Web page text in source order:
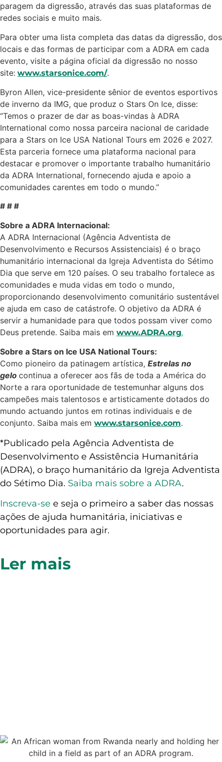
paragem da digressão, através das suas plataformas de
redes sociais e muito mais.
Para obter uma lista completa das datas da digressão, dos
locais e das formas de participar com a ADRA em cada
evento, visite a página oficial da digressão no nosso
site: www.starsonice.com/.
Byron Allen, vice-presidente sênior de eventos esportivos
de inverno da IMG, que produz o Stars On Ice, disse:
“Temos o prazer de dar as boas-vindas à ADRA
International como nossa parceira nacional de caridade
para a Stars on Ice USA National Tours em 2026 e 2027.
Esta parceria fornece uma plataforma nacional para
destacar e promover o importante trabalho humanitário
da ADRA International, fornecendo ajuda e apoio a
comunidades carentes em todo o mundo.”
# # #
Sobre a ADRA Internacional:
A ADRA Internacional (Agência Adventista de
Desenvolvimento e Recursos Assistenciais) é o braço
humanitário internacional da Igreja Adventista do Sétimo
Dia que serve em 120 países. O seu trabalho fortalece as
comunidades e muda vidas em todo o mundo,
proporcionando desenvolvimento comunitário sustentável
e ajuda em caso de catástrofe. O objetivo da ADRA é
servir a humanidade para que todos possam viver como
Deus pretende. Saiba mais em www.ADRA.org.
Sobre a Stars on Ice USA National Tours:
Como pioneiro da patinagem artística, Estrelas no
gelo continua a oferecer aos fãs de toda a América do
Norte a rara oportunidade de testemunhar alguns dos
campeões mais talentosos e artisticamente dotados do
mundo actuando juntos em rotinas individuais e de
conjunto. Saiba mais em www.starsonice.com.
*Publicado pela Agência Adventista de
Desenvolvimento e Assistência Humanitária
(ADRA), o braço humanitário da Igreja Adventista
do Sétimo Dia. Saiba mais sobre a ADRA.
Inscreva-se e seja o primeiro a saber das nossas
ações de ajuda humanitária, iniciativas e
oportunidades para agir.
Ler mais